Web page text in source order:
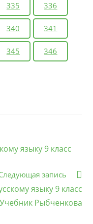
335 336
340 341
345 346
языку 9 класс
запись
языку 9 класс
Учебник Рыбченкова